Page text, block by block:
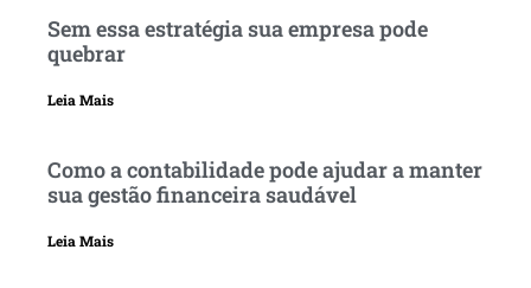
Sem essa estratégia sua empresa pode
quebrar
Leia Mais
Como a contabilidade pode ajudar a manter
sua gestão financeira saudável
Leia Mais